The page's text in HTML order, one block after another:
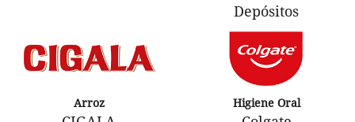
Depósitos
Arroz Higiene Oral